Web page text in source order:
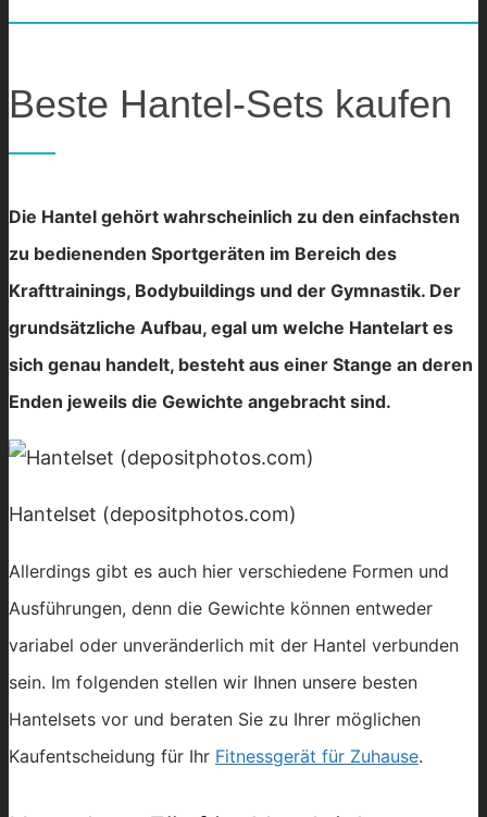
Beste Hantel-Sets kaufen
Die Hantel gehört wahrscheinlich zu den einfachsten
zu bedienenden Sportgeräten im Bereich des
Krafttrainings, Bodybuildings und der Gymnastik. Der
grundsätzliche Aufbau, egal um welche Hantelart es
sich genau handelt, besteht aus einer Stange an deren
Enden jeweils die Gewichte angebracht sind.
Hantelset (depositphotos.com)
Allerdings gibt es auch hier verschiedene Formen und
Ausführungen, denn die Gewichte können entweder
variabel oder unveränderlich mit der Hantel verbunden
sein. Im folgenden stellen wir Ihnen unsere besten
Hantelsets vor und beraten Sie zu Ihrer möglichen
Kaufentscheidung für Ihr Fitnessgerät für Zuhause.